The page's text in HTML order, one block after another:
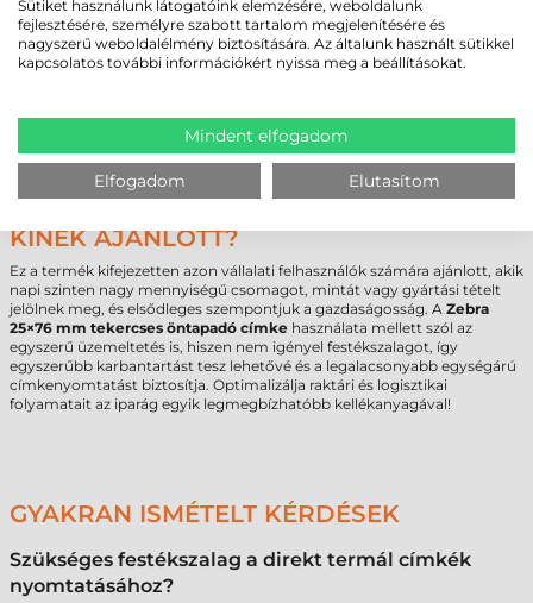
ellenőrizze a nyomtatója maximális tekercskapacitását és
magátmérőjét.
Szakértő csapatunk készséggel segíti Önt a döntésben, hogy a
felhasználás esetén kérjen személyre szabott ajánlatot kollégáinktól.
B2B partnerként segítünk optimalizálni a jelölési költségeit a
legmegfelelőbb alapanyagok kiválasztásával.
KINEK AJÁNLOTT?
Ez a termék kifejezetten azon vállalati felhasználók számára ajánlott, akik
napi szinten nagy mennyiségű csomagot, mintát vagy gyártási tételt
jelölnek meg, és elsődleges szempontjuk a gazdaságosság. A Zebra
25×76 mm tekercses öntapadó címke használata mellett szól az
egyszerű üzemeltetés is, hiszen nem igényel festékszalagot, így
egyszerűbb karbantartást tesz lehetővé és a legalacsonyabb egységárú
címkenyomtatást biztosítja. Optimalizálja raktári és logisztikai
folyamatait az iparág egyik legmegbízhatóbb kellékanyagával!
GYAKRAN ISMÉTELT KÉRDÉSEK
Szükséges festékszalag a direkt termál címkék
nyomtatásához?
Sütiket használunk látogatóink elemzésére, weboldalunk
fejlesztésére, személyre szabott tartalom megjelenítésére és
nagyszerű weboldalélmény biztosítására. Az általunk használt sütikkel
kapcsolatos további információkért nyissa meg a beállításokat.
Mindent elfogadom
Elfogadom Elutasítom